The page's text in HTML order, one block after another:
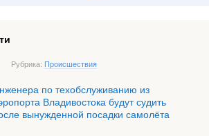
Рубрика: Происшествия
по техобслуживанию из
Владивостока будут судить
вынужденной посадки самолёта